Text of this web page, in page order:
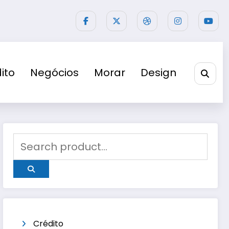
Negócios Morar Design
Crédito